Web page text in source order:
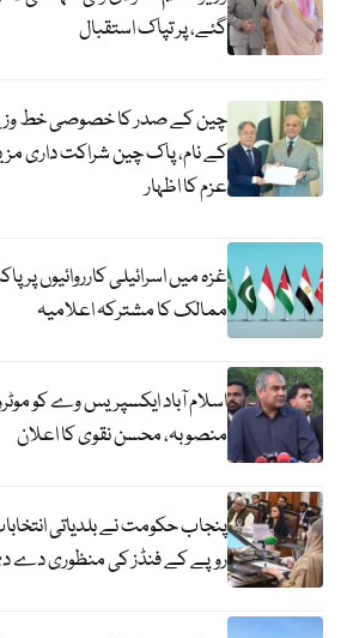
گئے، پر تپاک استقبال
چین کے صدر کا خصوصی خط
کے نام، پاک چین شراکت داری
عزم کا اظہار
ممالک کا مشترکہ اعلامیہ
اسلام آباد ایکسپریس وے کو
منصوبہ، محسن نقوی کا اعلان
روپے کے فنڈز کی منظوری دے